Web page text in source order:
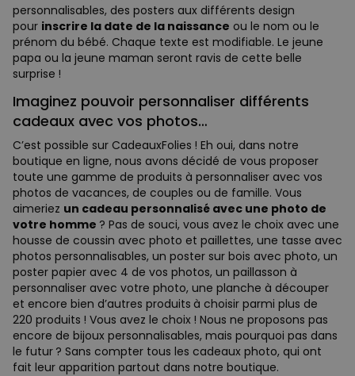
personnalisables, des posters aux différents design
pour inscrire la date de la naissance ou le nom ou le
prénom du bébé. Chaque texte est modifiable. Le jeune
papa ou la jeune maman seront ravis de cette belle
surprise !
Imaginez pouvoir personnaliser différents
cadeaux avec vos photos…
C’est possible sur CadeauxFolies ! Eh oui, dans notre
boutique en ligne, nous avons décidé de vous proposer
toute une gamme de produits à personnaliser avec vos
photos de vacances, de couples ou de famille. Vous
aimeriez un cadeau personnalisé avec une photo de
votre homme ? Pas de souci, vous avez le choix avec une
housse de coussin avec photo et paillettes, une tasse avec
photos personnalisables, un poster sur bois avec photo, un
poster papier avec 4 de vos photos, un paillasson à
personnaliser avec votre photo, une planche à découper
et encore bien d’autres produits à choisir parmi plus de
220 produits ! Vous avez le choix ! Nous ne proposons pas
encore de bijoux personnalisables, mais pourquoi pas dans
le futur ? Sans compter tous les cadeaux photo, qui ont
fait leur apparition partout dans notre boutique.